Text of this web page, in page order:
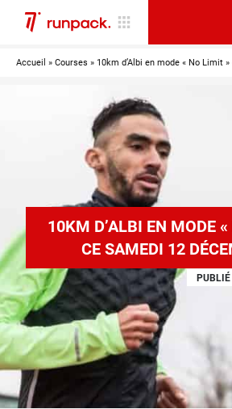
Accueil » Courses » 10km d’Albi en mode « No Limit
10KM D’ALBI EN MODE
CE SAMEDI 12
PUBLIÉ